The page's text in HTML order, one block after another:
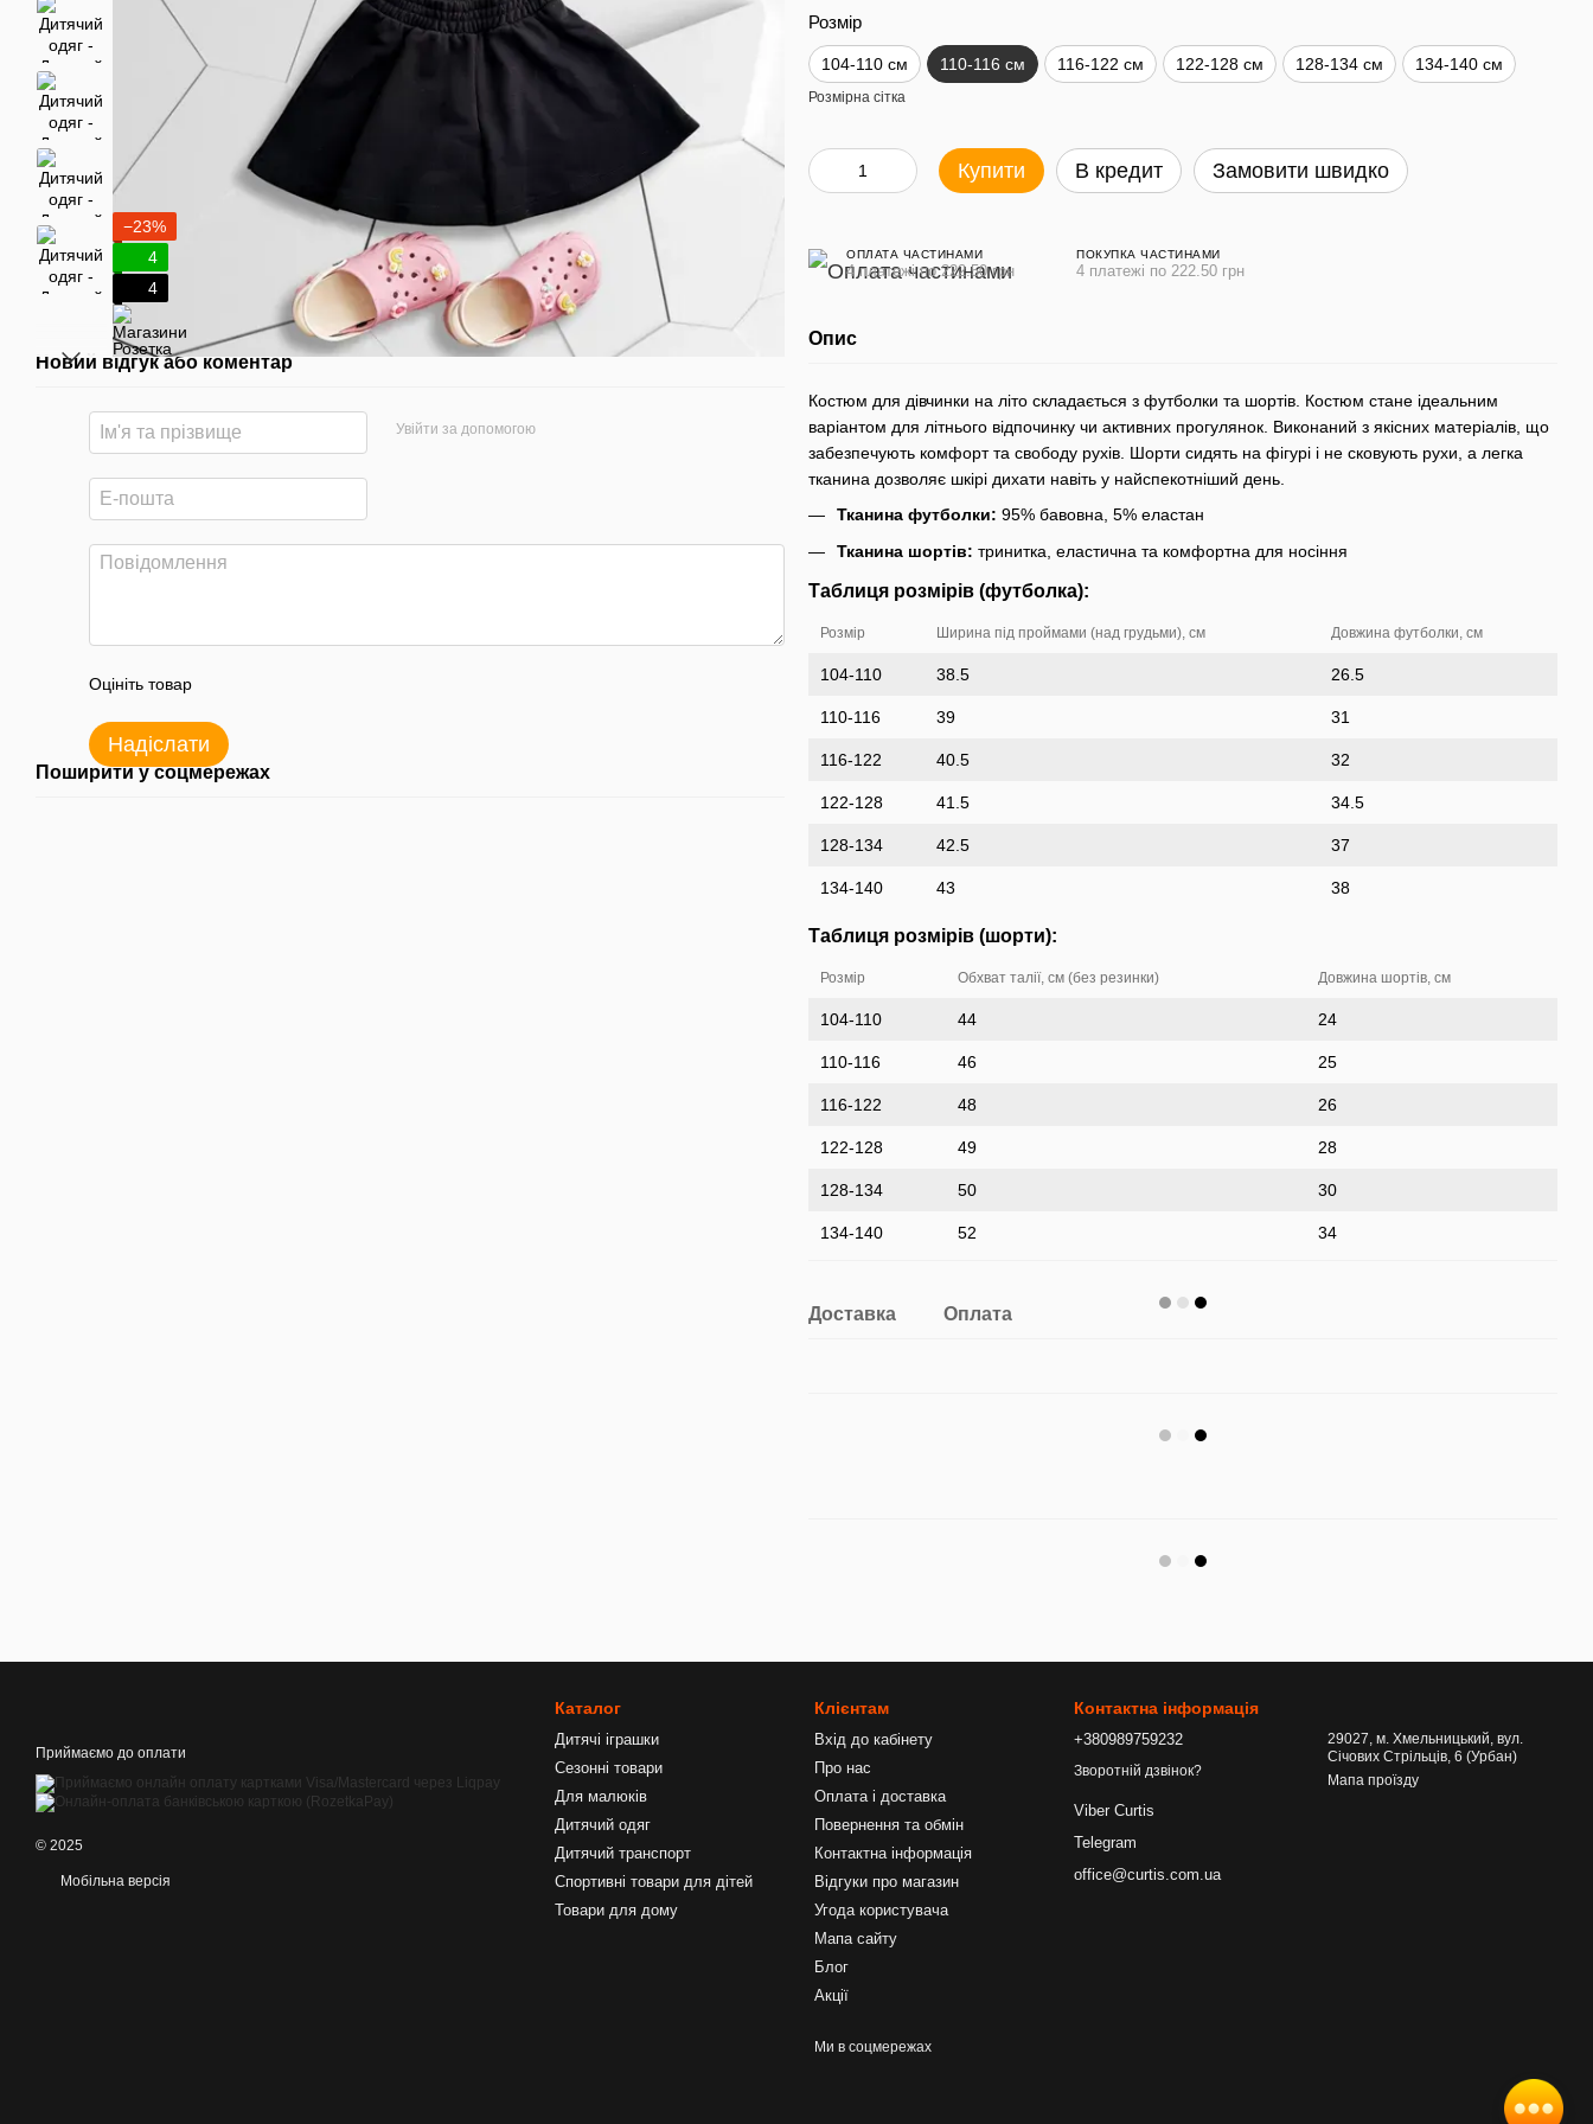
−23%
4
4
Новий відгук або коментар
Увійти за допомогою
Оцініть товар
Надіслати
Поширити у соцмережах
Розмір
104-110 см 110-116 см 116-122 см 122-128 см 128-134 см 134-140 см
Розмірна сітка
Купити В кредит Замовити швидко
ОПЛАТА ЧАСТИНАМИ
4 платежі по 222.50 грн
ПОКУПКА ЧАСТИНАМИ
4 платежі по 222.50 грн
Опис
Костюм для дівчинки на літо складається з футболки та шортів. Костюм стане ідеальним
варіантом для літнього відпочинку чи активних прогулянок. Виконаний з якісних матеріалів, що
забезпечують комфорт та свободу рухів. Шорти сидять на фігурі і не сковують рухи, а легка
тканина дозволяє шкірі дихати навіть у найспекотніший день.
Тканина футболки: 95% бавовна, 5% еластан
Тканина шортів: тринитка, еластична та комфортна для носіння
Таблиця розмірів (футболка):
Розмір Ширина під проймами (над грудьми), см Довжина футболки, см
104-110 38.5 26.5
110-116 39 31
116-122 40.5 32
122-128 41.5 34.5
128-134 42.5 37
134-140 43 38
Таблиця розмірів (шорти):
Розмір Обхват талії, см (без резинки) Довжина шортів, см
104-110 44 24
110-116 46 25
116-122 48 26
122-128 49 28
128-134 50 30
134-140 52 34
Доставка Оплата
Приймаємо до оплати
© 2025
Мобільна версія
Каталог
Дитячі іграшки
Сезонні товари
Для малюків
Дитячий одяг
Дитячий транспорт
Спортивні товари для дітей
Товари для дому
Клієнтам
Вхід до кабінету
Про нас
Оплата і доставка
Повернення та обмін
Контактна інформація
Відгуки про магазин
Угода користувача
Мапа сайту
Блог
Акції
Ми в соцмережах
Контактна інформація
+380989759232
Зворотній дзвінок?
Viber Curtis
Telegram
office@curtis.com.ua
29027, м. Хмельницький, вул.
Січових Стрільців, 6 (Урбан)
Мапа проїзду